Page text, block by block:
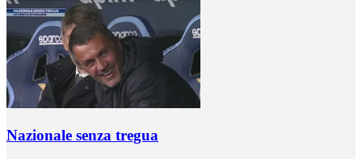
Nazionale senza tregua